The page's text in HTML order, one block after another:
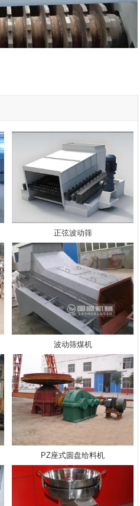
正弦波动筛
波动筛煤机
PZ座式圆盘给料机